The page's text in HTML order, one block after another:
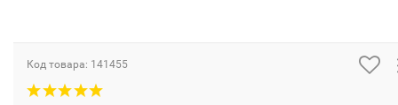
Код товара: 141455